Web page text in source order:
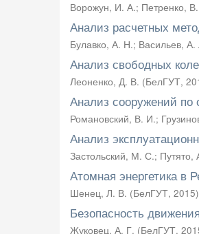
Ворожун, И. А.; Петренко, В.
Анализ расчетных
Булавко, А. Н.; Васильев, А.
Анализ свободных
Леоненко, Д. В. (БелГУТ,
Анализ сооружений по
Романовский, В. И.;
Анализ
Застольский, М. С.; Путято,
Атомная энергетика в
Шенец, Л. В. (БелГУТ, 2015)
Безопасность
Жуковец, А. Г. (БелГУТ,